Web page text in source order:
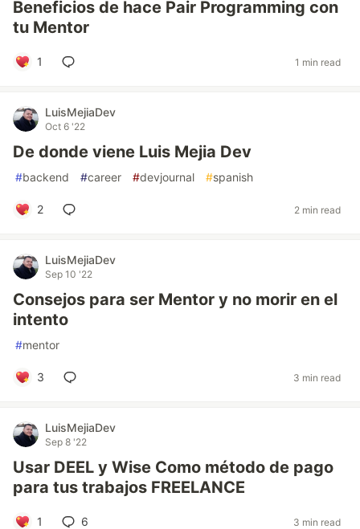
Beneficios de hace Pair Programming con
tu Mentor
1 1 min read
LuisMejiaDev
Oct 6 '22
De donde viene Luis Mejia Dev
#backend #career #devjournal #spanish
2 2 min read
LuisMejiaDev
Sep 10 '22
Consejos para ser Mentor y no morir en el
intento
#mentor
3 3 min read
LuisMejiaDev
Sep 8 '22
Usar DEEL y Wise Como método de pago
para tus trabajos FREELANCE
1 6 3 min read